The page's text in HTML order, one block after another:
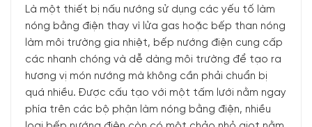
Là một thiết bị nấu nướng sử dụng các yếu tố làm
nóng bằng điện thay vì lửa gas hoặc bếp than nóng
làm môi trường gia nhiệt, bếp nướng điện cung cấp
các nhanh chóng và dễ dàng môi trường để tạo ra
hương vị món nướng mà không cần phải chuẩn bị
quá nhiều. Được cấu tạo với một tấm lưới nằm ngay
phía trên các bộ phận làm nóng bằng điện, nhiều